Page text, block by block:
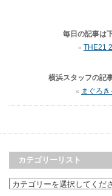
毎日の記事は
« THE21
横浜スタッフの記
« まぐろ
カテゴリーリスト